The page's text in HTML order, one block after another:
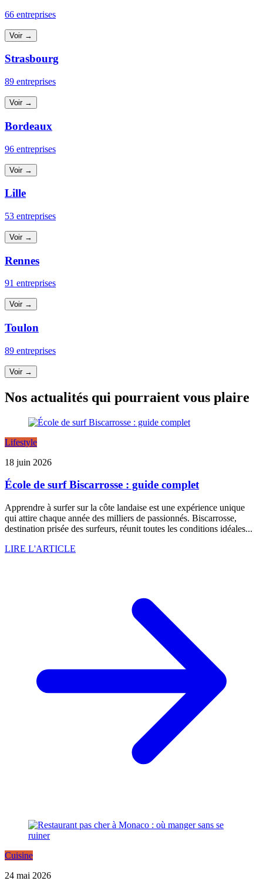
66 entreprises
Voir →
Strasbourg
89 entreprises
Voir →
Bordeaux
96 entreprises
Voir →
Lille
53 entreprises
Voir →
Rennes
91 entreprises
Voir →
Toulon
89 entreprises
Voir →
Nos actualités qui pourraient vous plaire
Lifestyle
18 juin 2026
École de surf Biscarrosse : guide complet
Apprendre à surfer sur la côte landaise est une expérience unique
qui attire chaque année des milliers de passionnés. Biscarrosse,
destination prisée des surfeurs, réunit toutes les conditions idéales...
LIRE L'ARTICLE
Cuisine
24 mai 2026